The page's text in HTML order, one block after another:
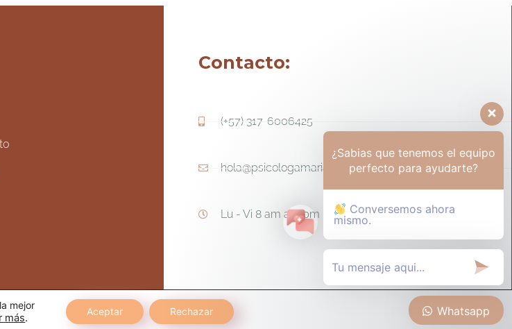
Contacto:
(+57) 317-6006425
hola@psicologamariapaula.com
Lu - Vi 8 am a 6 pm - Sa 8am - 12m
mejor
más.
Aceptar Rechazar
¿Sabias que tenemos el equipo
perfecto para ayudarte?
Conversemos ahora
mismo.
Whatsapp